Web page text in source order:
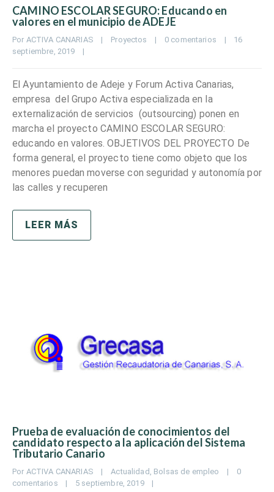
CAMINO ESCOLAR SEGURO: Educando en
valores en el municipio de ADEJE
Por ACTIVA CANARIAS | Proyectos | 0 comentarios |
16
septiembre, 2019 |
El Ayuntamiento de Adeje y Forum Activa Canarias,
empresa del Grupo Activa especializada en la
externalización de servicios (outsourcing) ponen en
marcha el proyecto CAMINO ESCOLAR SEGURO:
educando en valores. OBJETIVOS DEL PROYECTO De
forma general, el proyecto tiene como objeto que los
menores puedan moverse con seguridad y autonomía por
las calles y recuperen
LEER MÁS
Prueba de evaluación de conocimientos del
candidato respecto a la aplicación del Sistema
Tributario Canario
Por ACTIVA CANARIAS | Actualidad , Bolsas de empleo |
0
comentarios
| 5 septiembre, 2019 |